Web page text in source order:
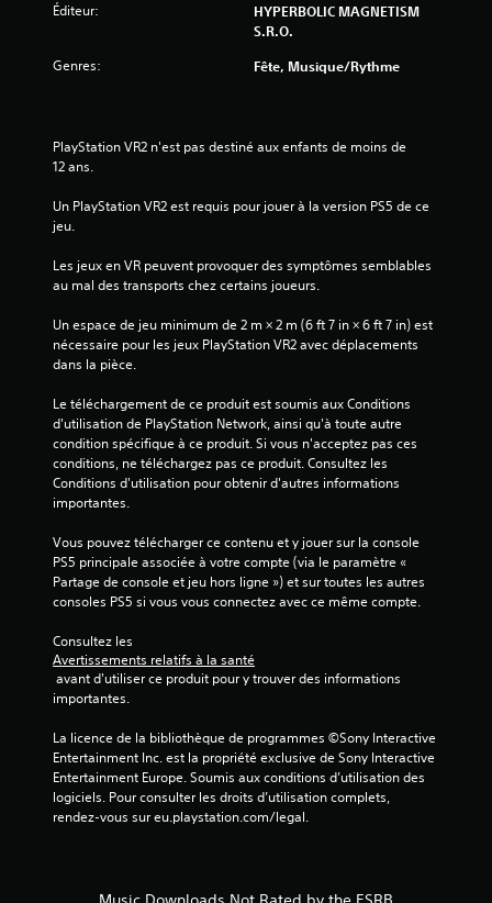
a
v
s
)
Éditeur:
HYPERBOLIC MAGNETISM
S.R.O.
Genres: Fête, Musique/Rythme
PlayStation VR2 n'est pas destiné aux enfants de moins de
12 ans.
Un PlayStation VR2 est requis pour jouer à la version PS5 de ce
jeu.
Les jeux en VR peuvent provoquer des symptômes semblables
au mal des transports chez certains joueurs.
Un espace de jeu minimum de 2 m × 2 m (6 ft 7 in × 6 ft 7 in) est
nécessaire pour les jeux PlayStation VR2 avec déplacements
dans la pièce.
Le téléchargement de ce produit est soumis aux Conditions
d'utilisation de PlayStation Network, ainsi qu'à toute autre
condition spécifique à ce produit. Si vous n'acceptez pas ces
conditions, ne téléchargez pas ce produit. Consultez les
Conditions d'utilisation pour obtenir d'autres informations
importantes.
Vous pouvez télécharger ce contenu et y jouer sur la console
PS5 principale associée à votre compte (via le paramètre «
Partage de console et jeu hors ligne ») et sur toutes les autres
consoles PS5 si vous vous connectez avec ce même compte.
Consultez les
Avertissements relatifs à la santé
importantes.
La licence de la bibliothèque de programmes ©Sony Interactive
Entertainment Inc. est la propriété exclusive de Sony Interactive
Entertainment Europe. Soumis aux conditions d’utilisation des
logiciels. Pour consulter les droits d’utilisation complets,
rendez-vous sur eu.playstation.com/legal.